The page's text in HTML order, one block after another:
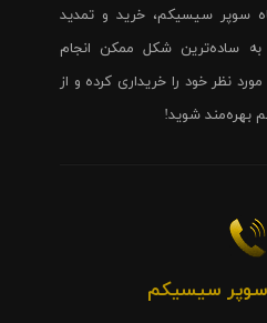
سوپر سیسیکم، خرید و تمدید
شکل ممکن انجام
نظر خود را خریداری کرده و از
شوید!
سوپر سیسیکم